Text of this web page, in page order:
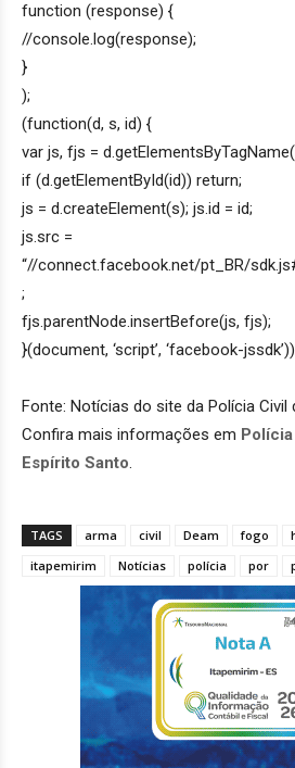
function (response) {
//console.log(response);
}
);
(function(d, s, id) {
var js, fjs =
if (d.getElementById(id)) return;
js = d.createElement(s); js.id = id;
js.src =
“//connect.facebook.net/pt_BR/
;
fjs.parentNode.insertBefore(js, fjs);
}(document, ‘script’, ‘facebook-
Fonte: Notícias do site da Polícia Civil
Confira mais informações em
Espírito Santo.
TAGS arma civil Deam fogo
itapemirim
Notícias polícia por